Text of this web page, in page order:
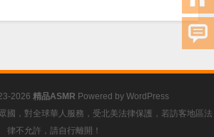
2026 精品ASMR Powered by WordPress
國，對全球華人服務，受北美法律保護，若訪客地區法
律不允許，請自行離開！